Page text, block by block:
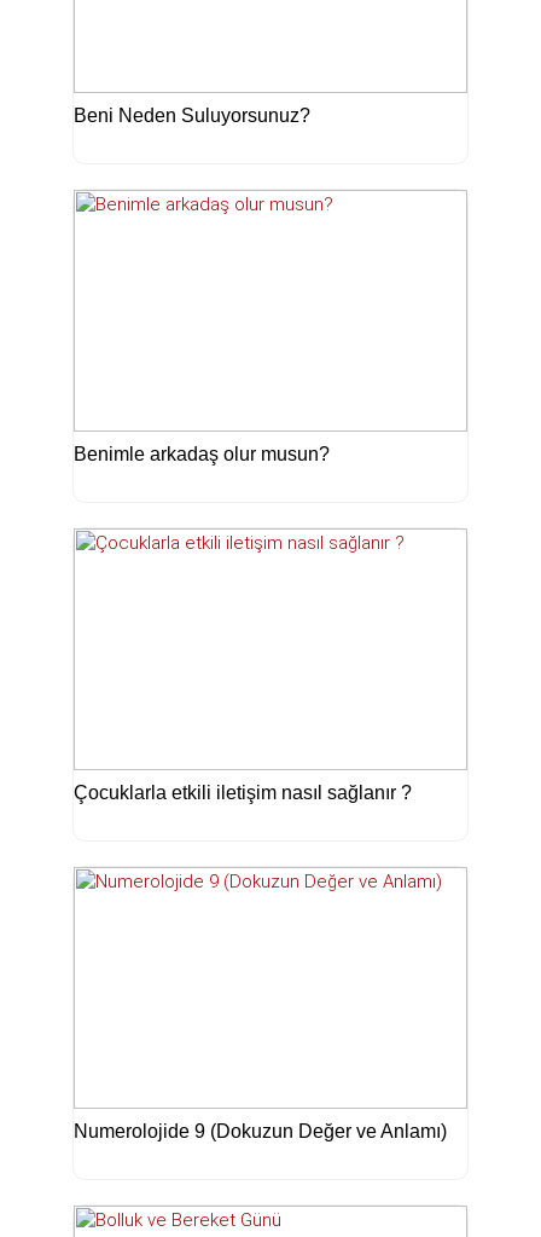
Beni Neden Suluyorsunuz?
Benimle arkadaş olur musun?
Çocuklarla etkili iletişim nasıl sağlanır ?
Numerolojide 9 (Dokuzun Değer ve Anlamı)